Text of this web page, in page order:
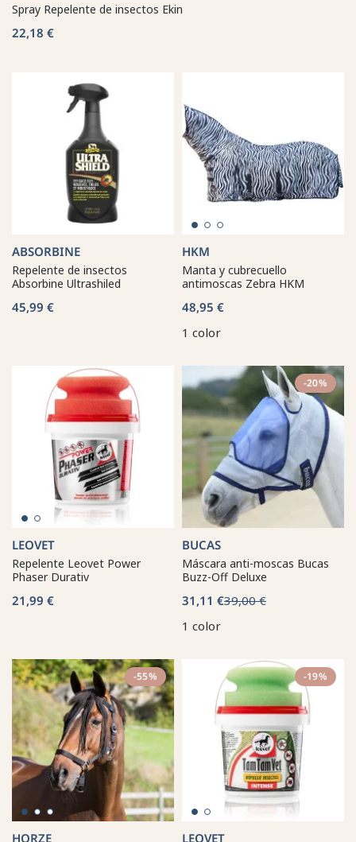
Spray Repelente de insectos Ekin
22,18 €
ABSORBINE
Repelente de insectos
Absorbine Ultrashiled
45,99 €
HKM
Manta y cubrecuello
antimoscas Zebra HKM
48,95 €
1 color
LEOVET
Repelente Leovet Power
Phaser Durativ
21,99 €
-20%
BUCAS
Máscara anti-moscas Bucas
Buzz-Off Deluxe
31,11 €39,00 €
1 color
-55%
HORZE
-19%
LEOVET